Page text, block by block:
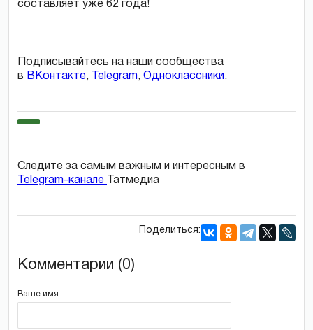
составляет уже 62 года!
Подписывайтесь на наши сообщества
в ВКонтакте, Telegram, Одноклассники.
Следите за самым важным и интересным в
Telegram-канале
Татмедиа
Поделиться:
Комментарии (0)
Ваше имя